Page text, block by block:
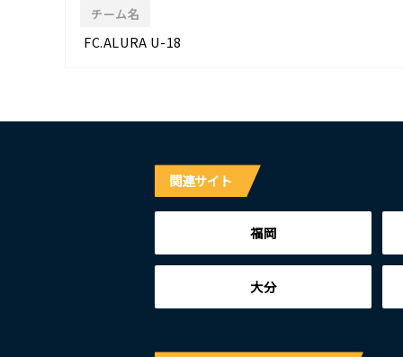
チーム名
FC.ALURA U-18
関連サイト
福岡
大分